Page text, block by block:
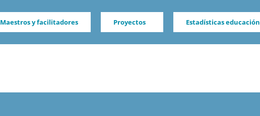
Maestros y facilitadores Proyectos Estadísticas educación